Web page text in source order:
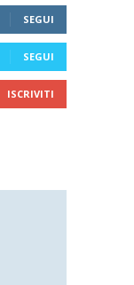
SEGUI
SEGUI
ISCRIVITI